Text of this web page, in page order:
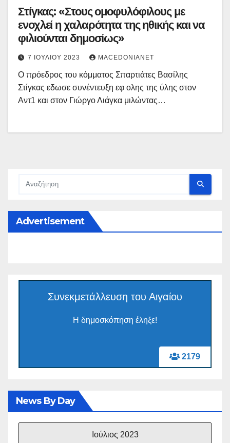
Στίγκας: «Στους ομοφυλόφιλους με
ενοχλεί η χαλαρότητα της ηθικής και να
φιλιούνται δημοσίως»
7 ΙΟΥΛΊΟΥ 2023 MACEDONIANET
Ο πρόεδρος του κόμματος Σπαρτιάτες Βασίλης
Στίγκας εδωσε συνέντευξη εφ ολης της ύλης στον
Αντ1 και στον Γιώργο Λιάγκα μιλώντας…
Advertisement
2179
Συνεκμετάλλευση του Αιγαίου
Η δημοσκόπηση έληξε!
News By Day
Ιούλιος 2023